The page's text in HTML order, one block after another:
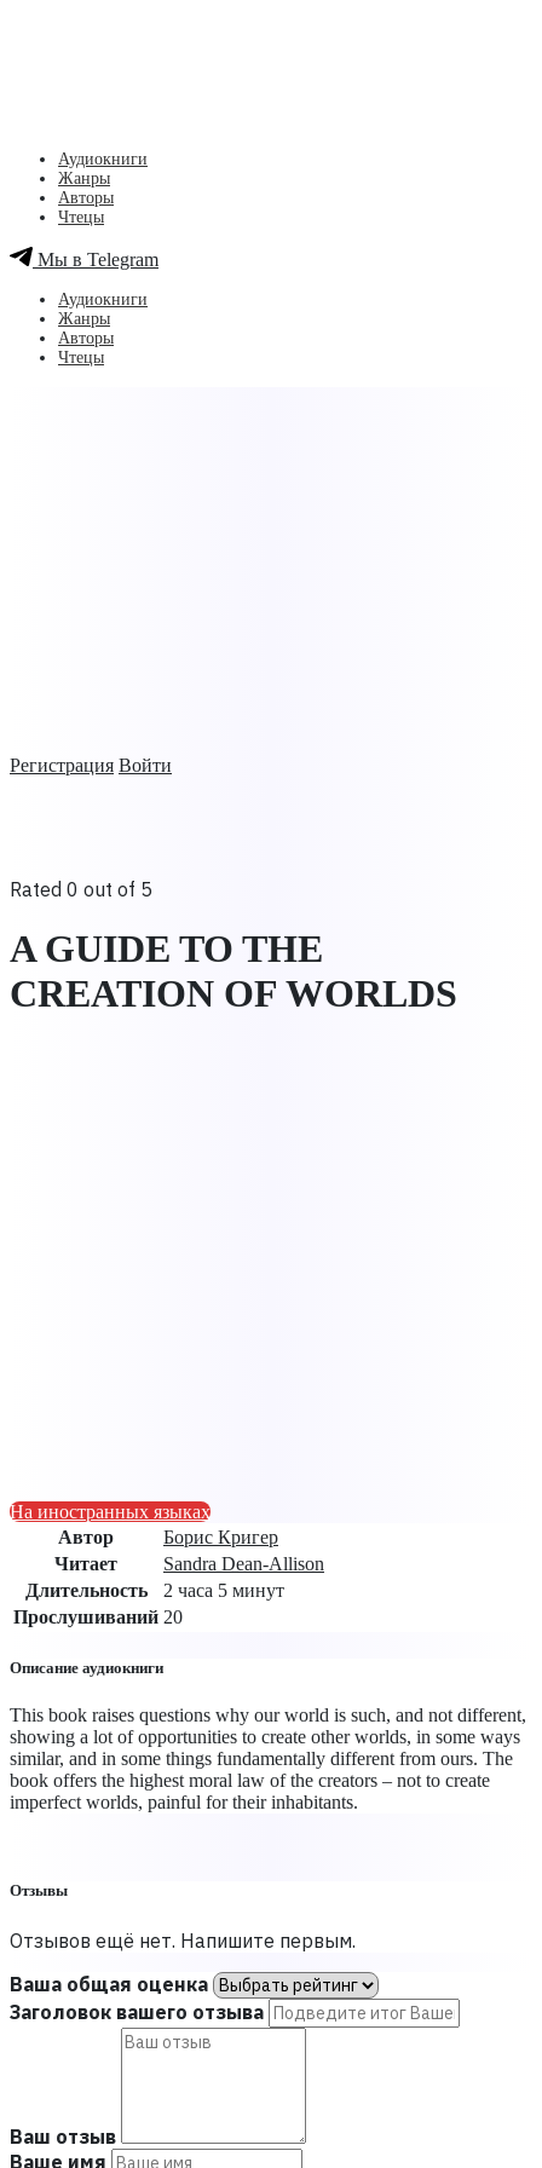
Регистрация Войти
Аудиокниги
Жанры
Авторы
Чтецы
Мы в Telegram
Аудиокниги
Жанры
Авторы
Чтецы
Rated 0 out of 5
A GUIDE TO THE
CREATION OF WORLDS
На иностранных языках
Автор
Борис Кригер
Читает
Sandra Dean-Allison
Длительность
2 часа 5 минут
Прослушиваний 20
Описание аудиокниги
This book raises questions why our world is such, and not different,
showing a lot of opportunities to create other worlds, in some ways
similar, and in some things fundamentally different from ours. The
book offers the highest moral law of the creators – not to create
imperfect worlds, painful for their inhabitants.
Отзывы
Отзывов ещё нет. Напишите первым.
Ваша общая оценка
Заголовок вашего отзыва
Ваш отзыв
Ваше имя